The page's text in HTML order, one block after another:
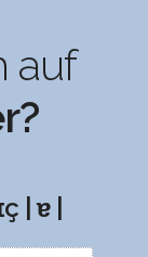
auf
| ɐ |